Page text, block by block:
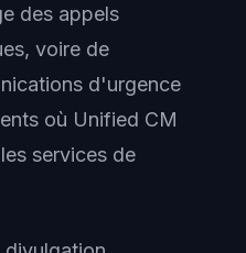
des appels
voire de
d'urgence
où Unified CM
services de